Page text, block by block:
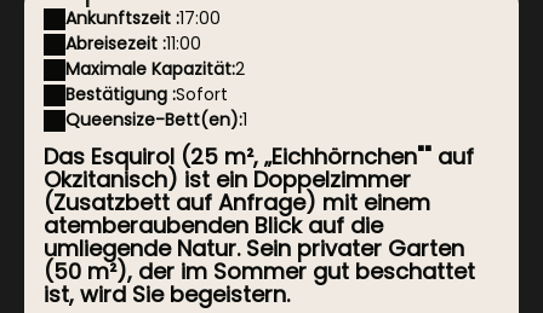
Ankunftszeit :17:00
Abreisezeit :11:00
Maximale Kapazität:2
Bestätigung :Sofort
Queensize-Bett(en):1
Das Esquirol (25 m², „Eichhörnchen"" auf
Okzitanisch) ist ein Doppelzimmer
(Zusatzbett auf Anfrage) mit einem
atemberaubenden Blick auf die
umliegende Natur. Sein privater Garten
(50 m²), der im Sommer gut beschattet
ist, wird Sie begeistern.